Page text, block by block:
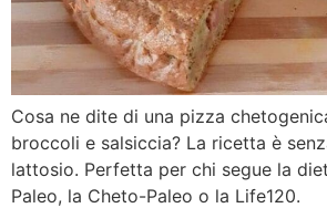
Cosa ne dite di una pizza
broccoli e salsiccia? La ricetta è
lattosio. Perfetta per chi segue la
Paleo, la Cheto-Paleo o la Life120.